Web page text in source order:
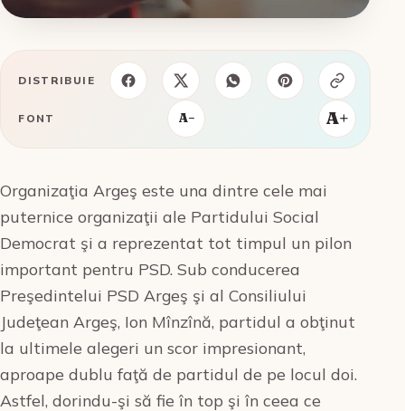
DISTRIBUIE
FONT A− A+
Organizaţia Argeş este una dintre cele mai
puternice organizaţii ale Partidului Social
Democrat şi a reprezentat tot timpul un pilon
important pentru PSD. Sub conducerea
Preşedintelui PSD Argeş şi al Consiliului
Judeţean Argeş, Ion Mînzînă, partidul a obţinut
la ultimele alegeri un scor impresionant,
aproape dublu faţă de partidul de pe locul doi.
Astfel, dorindu-şi să fie în top şi în ceea ce